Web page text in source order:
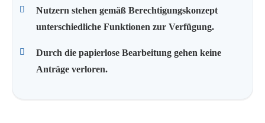
Nutzern stehen gemäß Berechtigungskonzept
unterschiedliche Funktionen zur Verfügung.
Durch die papierlose Bearbeitung gehen keine
Anträge verloren.